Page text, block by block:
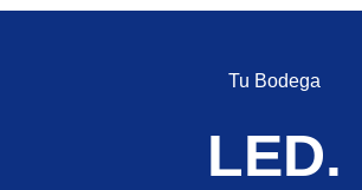
para
Tu Bodega
LED.